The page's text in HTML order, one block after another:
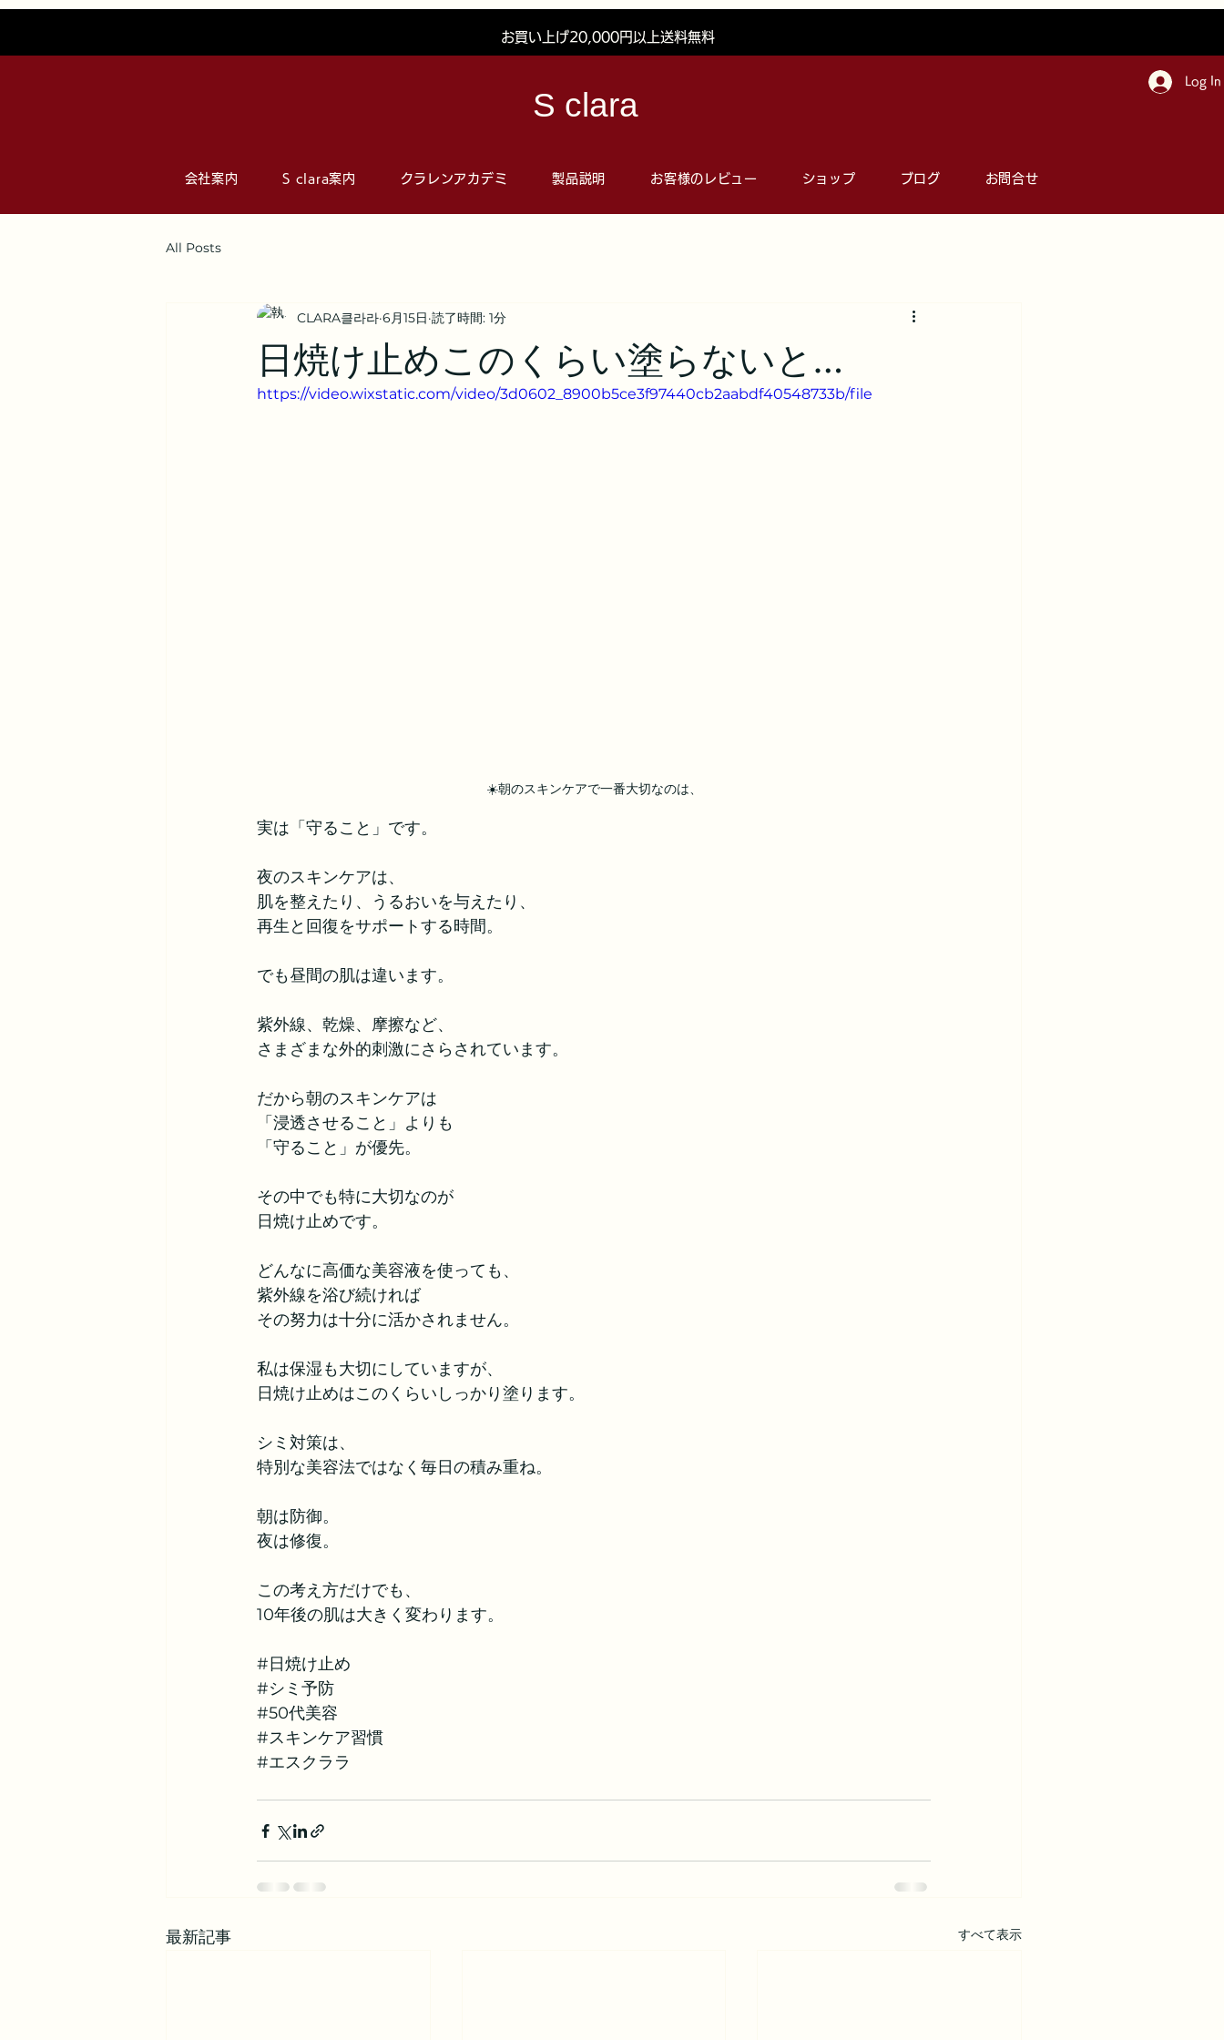
お買い上げ20,000円以上送料無料
S clara
Log In
会社案内 S clara案内 クラレンアカデミ 製品説明 お客様のレビュー ショップ ブログ お問合せ
All Posts
日焼け止めこのくらい塗らないと…
CLARA클라라 6月15日 読了時間: 1分
https://video.wixstatic.com/video/3d0602_8900b5ce3f97440cb2aabdf40548733b/file
☀️朝のスキンケアで一番大切なのは、
実は「守ること」です。
夜のスキンケアは、
肌を整えたり、うるおいを与えたり、
再生と回復をサポートする時間。
でも昼間の肌は違います。
紫外線、乾燥、摩擦など、
さまざまな外的刺激にさらされています。
だから朝のスキンケアは
「浸透させること」よりも
「守ること」が優先。
その中でも特に大切なのが
日焼け止めです。
どんなに高価な美容液を使っても、
紫外線を浴び続ければ
その努力は十分に活かされません。
私は保湿も大切にしていますが、
日焼け止めはこのくらいしっかり塗ります。
シミ対策は、
特別な美容法ではなく毎日の積み重ね。
朝は防御。
夜は修復。
この考え方だけでも、
10年後の肌は大きく変わります。
#日焼け止め
#シミ予防
#50代美容
#スキンケア習慣
#エスクララ
最新記事 すべて表示